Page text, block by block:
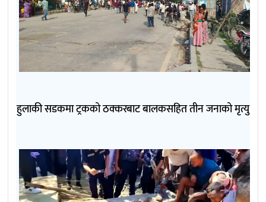
हुलाकी सडकमा ट्रकको ठक्करबाट बालकसहित तीन जनाको मृत्यु